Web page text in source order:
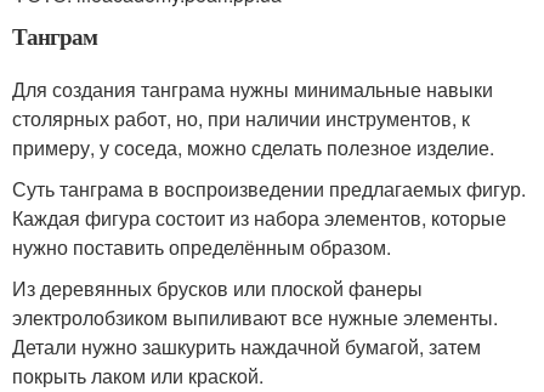
Танграм
Для создания танграма нужны минимальные навыки
столярных работ, но, при наличии инструментов, к
примеру, у соседа, можно сделать полезное изделие.
Суть танграма в воспроизведении предлагаемых фигур.
Каждая фигура состоит из набора элементов, которые
нужно поставить определённым образом.
Из деревянных брусков или плоской фанеры
электролобзиком выпиливают все нужные элементы.
Детали нужно зашкурить наждачной бумагой, затем
покрыть лаком или краской.